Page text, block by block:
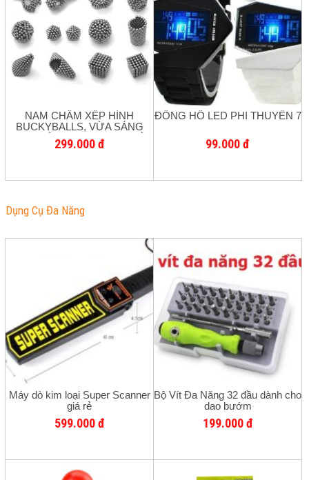
NAM CHÂM XẾP HÌNH
BUCKYBALLS, VỪA SÁNG
TẠO VỪA VUI, VUI CỰC KÌ
299.000 đ
ĐỒNG HỒ LED PHI THUYỀN 7
99.000 đ
Dụng Cụ Đa Năng
Máy dò kim loại Super Scanner
giá rẻ
599.000 đ
Bộ Vít Đa Năng 32 đầu dành cho
dao bướm
199.000 đ